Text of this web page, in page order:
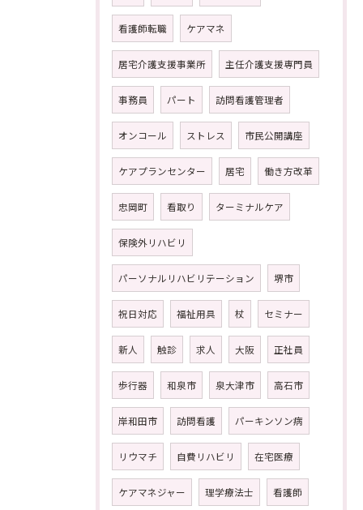
看護師転職 ケアマネ
居宅介護支援事業所 主任介護支援専門員
事務員 パート 訪問看護管理者
オンコール ストレス 市民公開講座
ケアプランセンター 居宅 働き方改革
忠岡町 看取り ターミナルケア
保険外リハビリ
パーソナルリハビリテーション 堺市
祝日対応 福祉用具 杖 セミナー
新人 触診 求人 大阪 正社員
歩行器 和泉市 泉大津市 高石市
岸和田市 訪問看護 パーキンソン病
リウマチ 自費リハビリ 在宅医療
ケアマネジャー 理学療法士 看護師